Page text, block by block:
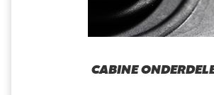
CABINE